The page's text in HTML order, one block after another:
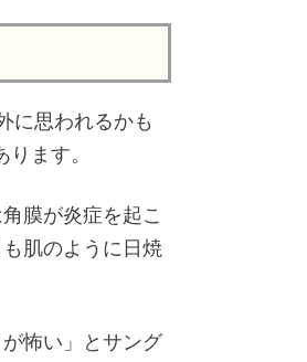
に思われるかも
ます。
膜が炎症を起こ
肌のように日焼
怖い」とサング